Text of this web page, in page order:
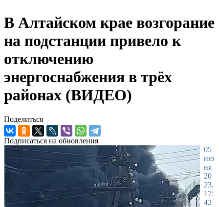
В Алтайском крае возгорание
на подстанции привело к
отключению
энергоснабжения в трёх
районах (ВИДЕО)
Поделиться
Подписаться на обновления
05
ию
ня
20
23,
17:
42